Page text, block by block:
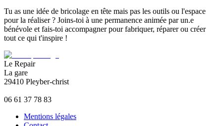
Tu as une idée de bricolage en tête mais pas les outils ou l'espace
pour la réaliser ? Joins-toi à une permanence animée par un.e
bénévole et fais-toi accompagner pour fabriquer, réparer ou créer
tout ce qui t'inspire !
Le Repair
La gare
29410 Pleyber-christ
06 61 37 78 83
Mentions légales